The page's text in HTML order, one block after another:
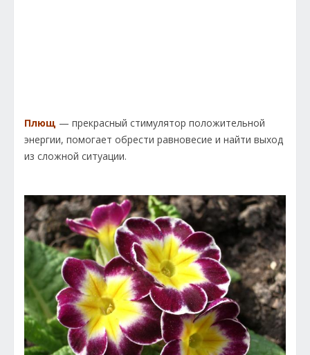
Плющ — прекрасный стимулятор положительной
энергии, помогает обрести равновесие и найти выход
из сложной ситуации.